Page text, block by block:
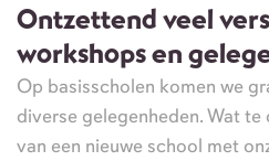
Ontzettend veel
workshops en
Op basisscholen komen we
diverse gelegenheden. Wat
van een nieuwe school met